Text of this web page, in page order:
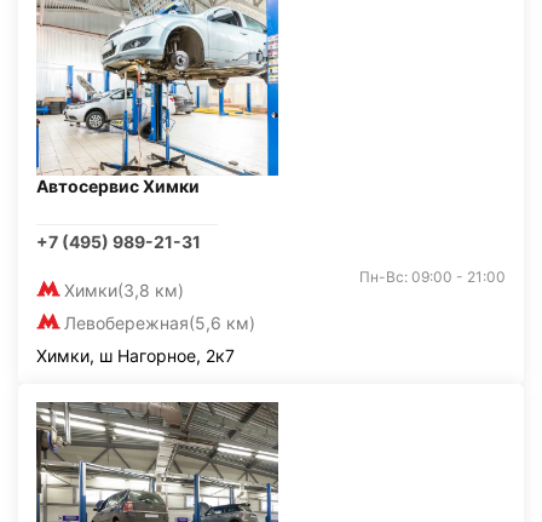
Автосервис Химки
+7 (495) 989-21-31
Химки(3,8 км)
Левобережная(5,6 км)
Пн-Вс: 09:00 - 21:00
Химки, ш Нагорное, 2к7